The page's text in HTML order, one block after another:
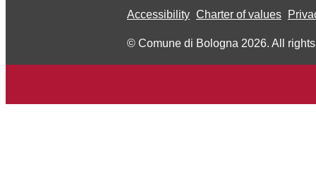
Accessibility Charter of values
© Comune di Bologna 2026. All